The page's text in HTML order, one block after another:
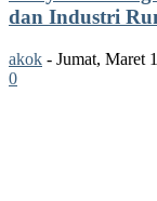
dan Industri
akok - Jumat, Maret
0